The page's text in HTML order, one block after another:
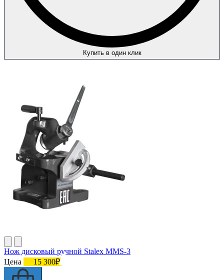
Купить в один клик
Нож дисковый ручной Stalex MMS-3
Цена
15 300₽